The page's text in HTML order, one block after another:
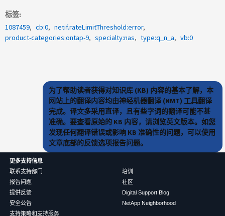
标签
1087459
cb:0
netif.rateLimitThreshold:error
product-categories:ontap-9
specialty:nas type:q_n_a vb:0
为了帮助读者获得对知识库 (KB) 内容的基本了解，本
网站上的翻译内容均由神经机器翻译 (NMT) 工具翻译
完成。译文多采用直译，且有些字词的翻译可能不甚
准确。要查看原始的 KB 内容，请浏览英文版本。如您
发现任何翻译错误或影响 KB 准确性的问题，可以使用
文章底部的反馈选项报告问题。
更多支持信息
联系支持部门
报告问题
提供反馈
安全公告
支持策略和支持服务
培训
社区
Digital Support Blog
NetApp Neighborhood